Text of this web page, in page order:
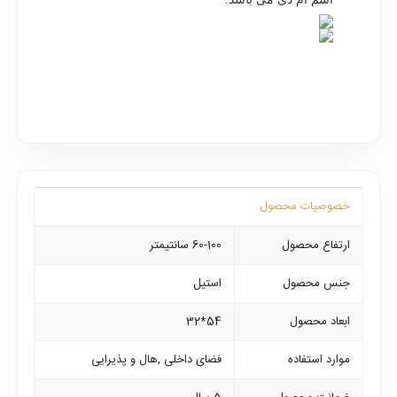
خصوصیات محصول
ارتفاع محصول
60-100 سانتیمتر
جنس محصول
استیل
ابعاد محصول
54*32
موارد استفاده
فضای داخلی ,هال و پذیرایی